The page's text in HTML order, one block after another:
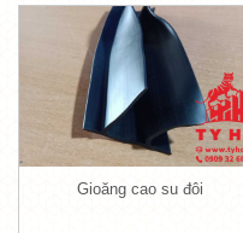
TỶ HỔ XIN
KHÁCH
TỶ HỔ KÍNH CHÚC
ĐẦY
Gioăng cao su đôi